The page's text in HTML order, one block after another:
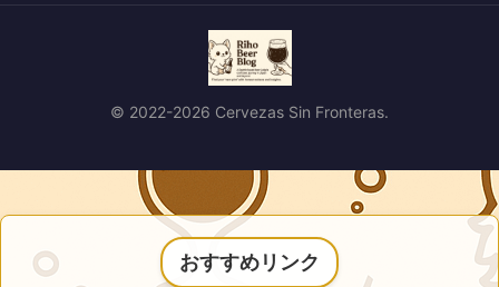
© 2022-2026 Cervezas Sin Fronteras.
おすすめリンク